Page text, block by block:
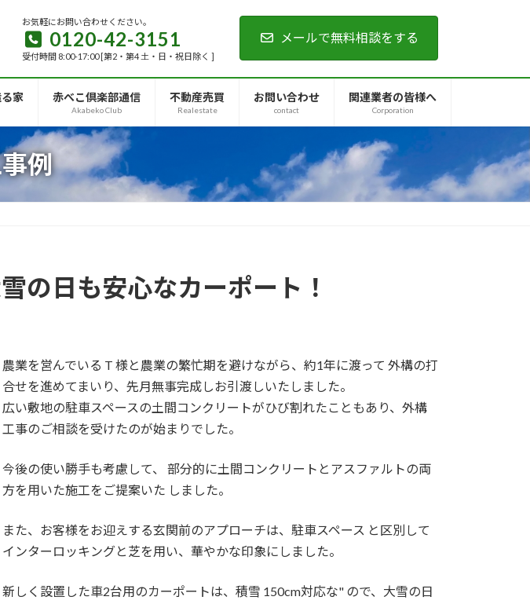
お気軽にお問い合わせください。
0120-42-3151
受付時間 8:00-17:00 [第2・第4 土・日・祝日除く ]
メールで無料相談をする
家 赤べこ倶楽部通信
Akabeko Club
不動産売買
Realestate
お問い合わせ
contact
関連業者の皆様へ
Corporation
例
の日も安心なカーポート！
農業を営んでいる T 様と農業の繁忙期を避けながら、約1年に渡って 外構の打
合せを進めてまいり、先月無事完成しお引渡しいたしました。
広い敷地の駐車スペースの土間コンクリートがひび割れたこともあり、外構
工事のご相談を受けたのが始まりでした。
今後の使い勝手も考慮して、 部分的に土間コンクリートとアスファルトの両
方を用いた施工をご提案いた しました。
また、お客様をお迎えする玄関前のアプローチは、駐車スペース と区別して
インターロッキングと芝を用い、華やかな印象にしました。
新しく設置した車2台用のカーポートは、積雪 150cm対応な" ので、大雪の日